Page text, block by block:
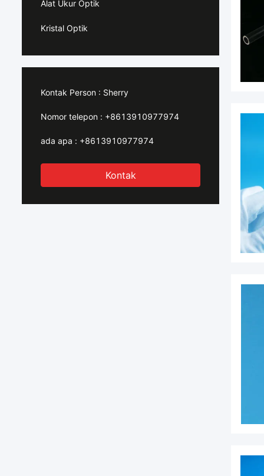
Alat Ukur Optik
Kristal Optik
Kontak Person : Sherry
Nomor telepon : +8613910977974
ada apa : +8613910977974
Kontak